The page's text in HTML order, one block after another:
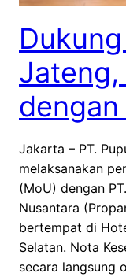
Jateng,
dengan
Jakarta – PT.
melaksanakan
(MoU) dengan
Nusantara
bertempat di
Selatan. Nota
secara langsung